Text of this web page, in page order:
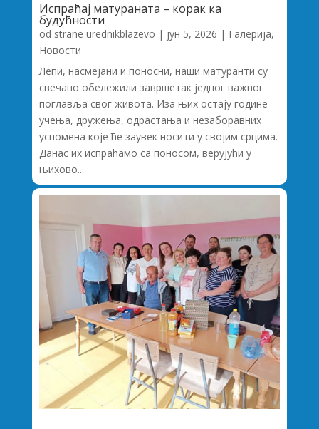
Испраћај матураната – корак ка
будућности
od strane urednikblazevo | јун 5, 2026 | Галерија,
Новости
Лепи, насмејани и поносни, наши матуранти су
свечано обележили завршетак једног важног
поглавља свог живота. Иза њих остају године
учења, дружења, одрастања и незаборавних
успомена које ће заувек носити у својим срцима.
Данас их испраћамо са поносом, верујући у
њихово...